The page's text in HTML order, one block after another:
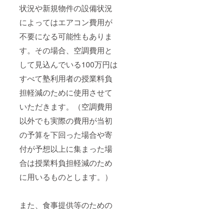
状況や新規物件の設備状況
によってはエアコン費用が
不要になる可能性もありま
す。その場合、空調費用と
して見込んでいる100万円は
すべて塾利用者の授業料負
担軽減のために使用させて
いただきます。（空調費用
以外でも実際の費用が当初
の予算を下回った場合や寄
付が予想以上に集まった場
合は授業料負担軽減のため
に用いるものとします。）
また、食事提供等のための